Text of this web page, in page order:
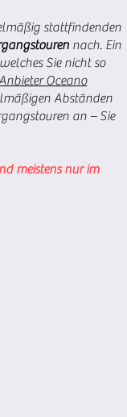
stattfindenden
nach. Ein
Sie nicht so
Oceano
Abständen
an – Sie
meistens nur im